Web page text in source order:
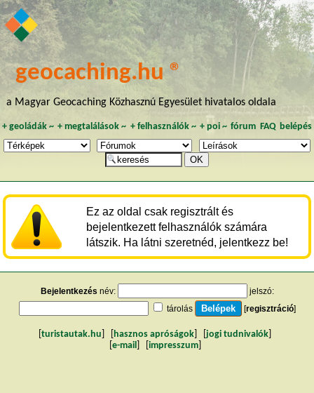
geocaching.hu ®
a Magyar Geocaching Közhasznú Egyesület hivatalos oldala
+ geoládák~ +megtalálások ~ + felhasználók~ + poi~ fórum FAQ belépés
Ez az oldal csak regisztrált és
bejelentkezett felhasználók számára
látszik. Ha látni szeretnéd, jelentkezz be!
Bejelentkezés név:
jelszó:
tárolás
[regisztráció]
turistautak.hu hasznos apróságok jogi tudnivalók
e-mail impresszum]